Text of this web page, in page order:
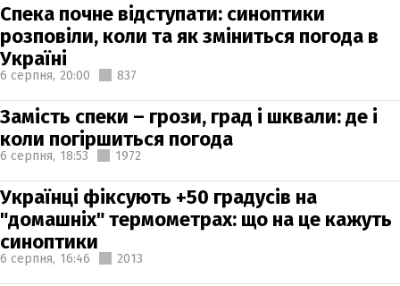
Спека почне відступати: синоптики
розповіли, коли та як зміниться погода в
Україні
6 серпня, 20:00 837
Замість спеки – грози, град і шквали: де і
коли погіршиться погода
6 серпня, 18:53 1972
Українці фіксують +50 градусів на
"домашніх" термометрах: що на це кажуть
синоптики
6 серпня, 16:46 2013